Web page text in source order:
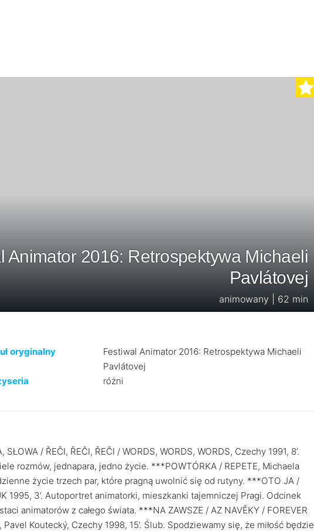
Animator 2016: Retrospektywa Michaeli
Pavlátovej
animowany | 62 min
oryginalny
Festiwal Animator 2016: Retrospektywa Michaeli
Pavlátovej
różni
/ ŘEČI, ŘEČI, ŘEČI / WORDS, WORDS, WORDS, Czechy 1991, 8’.
rozmów, jednapara, jedno życie. ***POWTÓRKA / REPETE, Michaela
życie trzech par, które pragną uwolnić się od rutyny. ***OTO JA /
1995, 3’. Autoportret animatorki, mieszkanki tajemniczej Pragi. Odcinek
animatorów z całego świata. ***NA ZAWSZE / AZ NAVĚKY / FOREVER
Koutecký, Czechy 1998, 15’. Ślub. Spodziewamy się, że miłość będzie